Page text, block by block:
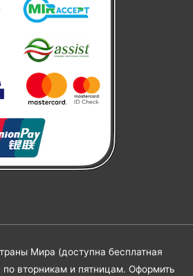
Мира (доступна бесплатная
по вторникам и пятницам. Оформить